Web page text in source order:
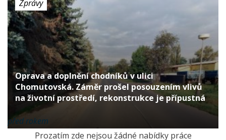
Zprávy
Oprava a doplnění chodníků v ulici
Chomutovská. Záměr prošel posouzením vlivů
na životní prostředí, rekonstrukce je přípustná
před rokem
Prozatím zde nejsou žádné nabídky práce